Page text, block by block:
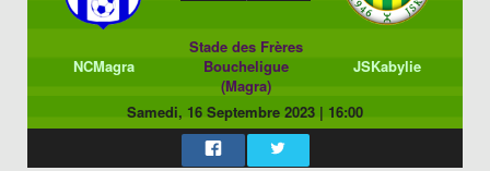
NCMagra
Stade des Frères
Boucheligue
(Magra)
JSKabylie
Samedi, 16 Septembre 2023 | 16:00